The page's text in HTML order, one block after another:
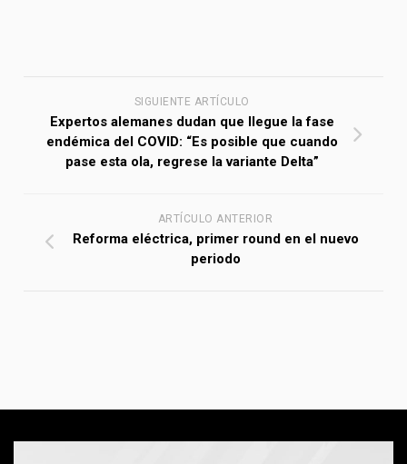
SIGUIENTE ARTÍCULO
Expertos alemanes dudan que llegue la fase
endémica del COVID: “Es posible que cuando
pase esta ola, regrese la variante Delta”
ARTÍCULO ANTERIOR
Reforma eléctrica, primer round en el nuevo
periodo